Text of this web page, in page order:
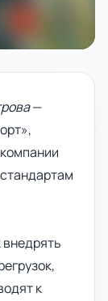
—
внедрять
к